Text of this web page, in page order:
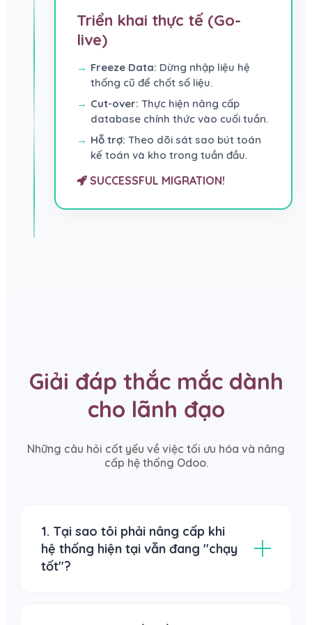
Triển khai thực tế (Go-
live)
Freeze Data: Dừng nhập liệu hệ
thống cũ để chốt số liệu.
Cut-over: Thực hiện nâng cấp
database chính thức vào cuối tuần.
Hỗ trợ: Theo dõi sát sao bút toán
kế toán và kho trong tuần đầu.
SUCCESSFUL MIGRATION!
Giải đáp thắc mắc dành
cho lãnh đạo
Những câu hỏi cốt yếu về việc tối ưu hóa và nâng
cấp hệ thống Odoo.
1. Tại sao tôi phải nâng cấp khi
hệ thống hiện tại vẫn đang "chạy
tốt"?